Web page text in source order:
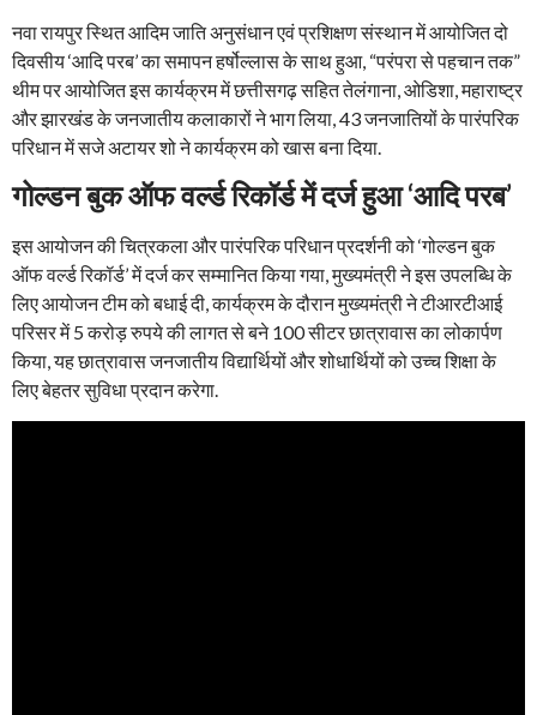
नवा रायपुर स्थित आदिम जाति अनुसंधान एवं प्रशिक्षण संस्थान में आयोजित दो
दिवसीय ‘आदि परब’ का समापन हर्षोल्लास के साथ हुआ, “परंपरा से पहचान तक”
थीम पर आयोजित इस कार्यक्रम में छत्तीसगढ़ सहित तेलंगाना, ओडिशा, महाराष्ट्र
और झारखंड के जनजातीय कलाकारों ने भाग लिया, 43 जनजातियों के पारंपरिक
परिधान में सजे अटायर शो ने कार्यक्रम को खास बना दिया.
गोल्डन बुक ऑफ वर्ल्ड रिकॉर्ड में दर्ज हुआ ‘आदि परब’
इस आयोजन की चित्रकला और पारंपरिक परिधान प्रदर्शनी को ‘गोल्डन बुक
ऑफ वर्ल्ड रिकॉर्ड’ में दर्ज कर सम्मानित किया गया, मुख्यमंत्री ने इस उपलब्धि के
लिए आयोजन टीम को बधाई दी, कार्यक्रम के दौरान मुख्यमंत्री ने टीआरटीआई
परिसर में 5 करोड़ रुपये की लागत से बने 100 सीटर छात्रावास का लोकार्पण
किया, यह छात्रावास जनजातीय विद्यार्थियों और शोधार्थियों को उच्च शिक्षा के
लिए बेहतर सुविधा प्रदान करेगा.